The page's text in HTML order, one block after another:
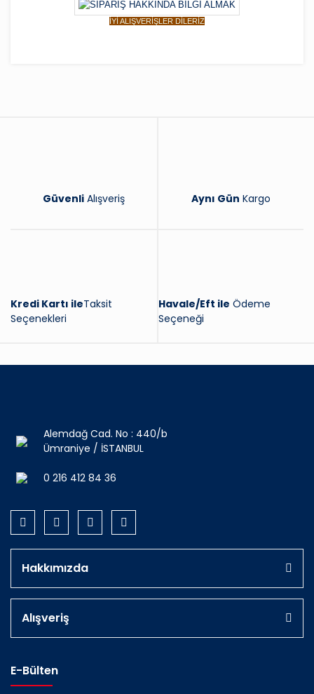
İYİ ALIŞVERİŞLER DİLERİZ
Güvenli Alışveriş Aynı Gün Kargo
Kredi Kartı ileTaksit
Seçenekleri
Havale/Eft ile Ödeme
Seçeneği
Alemdağ Cad. No : 440/b
Ümraniye / İSTANBUL
0 216 412 84 36
Hakkımızda
Alışveriş
E-Bülten